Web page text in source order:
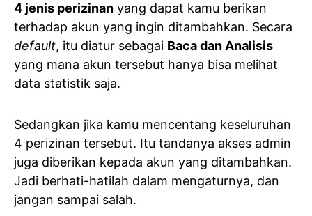
4 jenis perizinan yang dapat kamu berikan
terhadap akun yang ingin ditambahkan. Secara
default, itu diatur sebagai Baca dan Analisis
yang mana akun tersebut hanya bisa melihat
data statistik saja.
Sedangkan jika kamu mencentang keseluruhan
4 perizinan tersebut. Itu tandanya akses admin
juga diberikan kepada akun yang ditambahkan.
Jadi berhati-hatilah dalam mengaturnya, dan
jangan sampai salah.